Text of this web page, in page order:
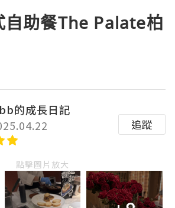
⾃助餐The Palate柏
的成長日記
追蹤
點擊圖片放大